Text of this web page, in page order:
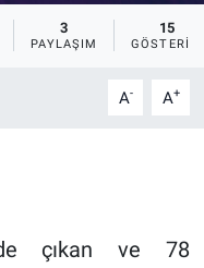
3
PAYLAŞIM
15
GÖSTERIM
A- A+
çıkan ve 78